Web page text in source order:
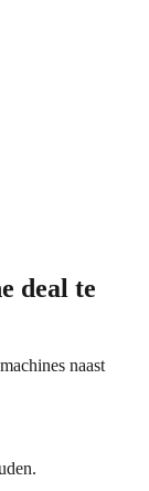
deal te
naast